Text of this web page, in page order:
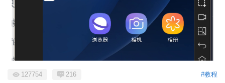
#教程
127754 216